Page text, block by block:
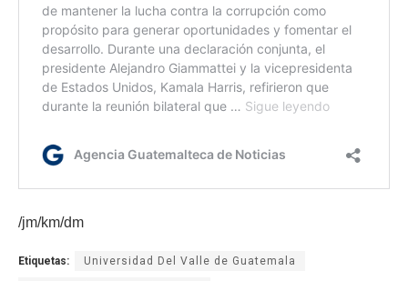
/jm/km/dm
Etiquetas: Universidad Del Valle de Guatemala